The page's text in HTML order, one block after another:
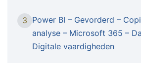
3 Power BI – Gevorderd –
analyse – Microsoft 365 –
Digitale vaardigheden